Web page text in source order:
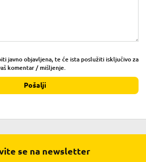
javno objavljena, te će ista poslužiti isključivo za
komentar / mišljenje.
Pošalji
se na newsletter